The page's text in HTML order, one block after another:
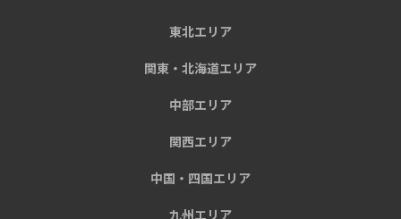
東北エリア
関東・北海道エリア
中部エリア
関西エリア
中国・四国エリア
九州エリア